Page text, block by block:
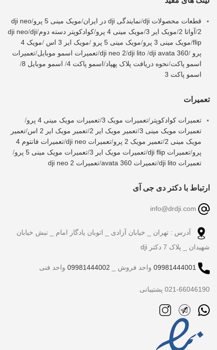
قطعات محصولات dji /نمایندگی dji در ایران /مویک مینی 5 پرو /
dji neo
2
/آواتا 2 /مویک ایر 3 /مویک مینی 4 پرو /کوادکوپتر دسته دوم/
dji neo/dji
flip
/مویک مینی 3 پرو /مویک مینی 5 پرو /مویک ایر 3 اس /
مویک 4
پرو /
dji neo 2/dji lito /dji avata 360
/تعمیرات اسمو موبایل/تعمیرات
اسمو پاکت/نحوه دریافت پلاک پهپاد/اسمو پاکت 4 / اسمو موبایل 8
/
اسمو پاکت 3
تعمیرات
تعمیرات کوادکوپتر /تعمیرات مویک 3 /تعمیرات مویک مینی 4 پرو
/
تعمیرات مویک مینی 3
/تعمیر مویک ایر 2 /تعمیر مویک ایر 2 اس /تعمیر
مویک مینی 2
/تعمیر مویک 2 پرو /تعمیرات dji neo /
تعمیرات فانتوم 4
پرو/تعمیرات dji flip /تعمیرات مویک ایر 3 /تعمیرات مویک مینی 5 پرو
/
تعمیرات dji lito
/تعمیرات avata 360 /تعمیرات dji neo 2
ارتباط با دکتر دی جی آی
آدرس : تهران _ خیابان آزادی _ اتوبان یادگار امام _ نبش خیابان
شهیدان _ پلاک 7 دکتر dji
09981444001 واحد فروش _ 09981444002 واحد فنی
021-66046190 پشتیبانی